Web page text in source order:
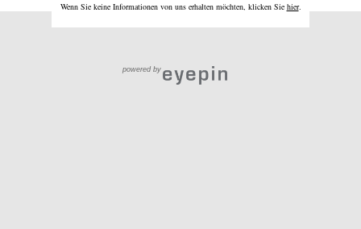
Wenn Sie keine Informationen von uns erhalten möchten, klicken Sie hier.
powered by